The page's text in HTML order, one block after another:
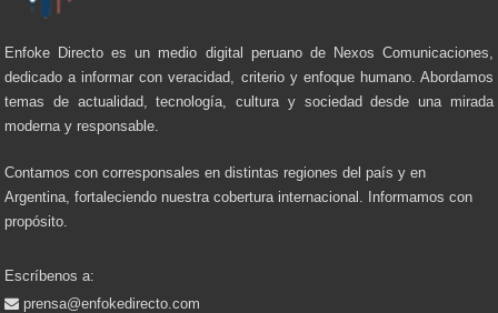
Enfoke Directo es un medio digital peruano de Nexos Comunicaciones,
dedicado a informar con veracidad, criterio y enfoque humano. Abordamos
temas de actualidad, tecnología, cultura y sociedad desde una mirada
moderna y responsable.
Contamos con corresponsales en distintas regiones del país y en
Argentina, fortaleciendo nuestra cobertura internacional. Informamos con
propósito.
Escríbenos a:
prensa@enfokedirecto.com